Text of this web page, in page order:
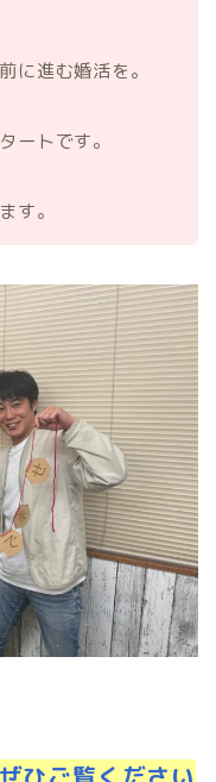
に進む婚活を。
ートです。
す。